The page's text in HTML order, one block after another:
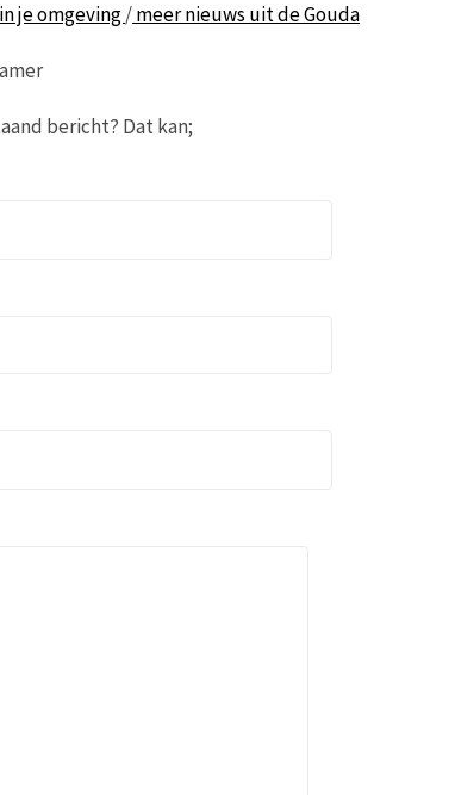
je omgeving/meer nieuws uit de Gouda
bericht? Dat kan;